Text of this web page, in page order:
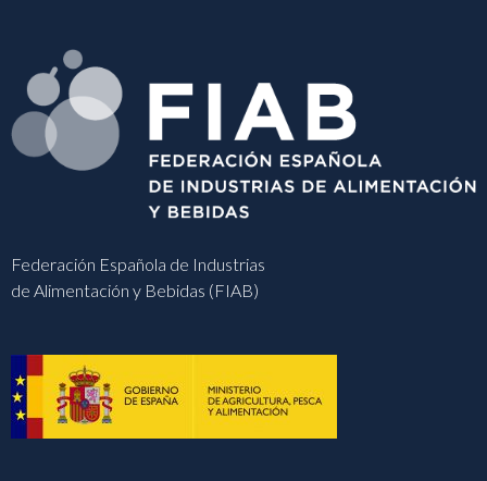
Federación Española de Industrias
de Alimentación y Bebidas (FIAB)